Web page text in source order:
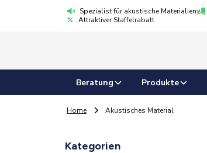
Spezialist für akustische Materialien
Attraktiver Staffelrabatt
Beratung Produkte
Home Akustisches Material
Kategorien